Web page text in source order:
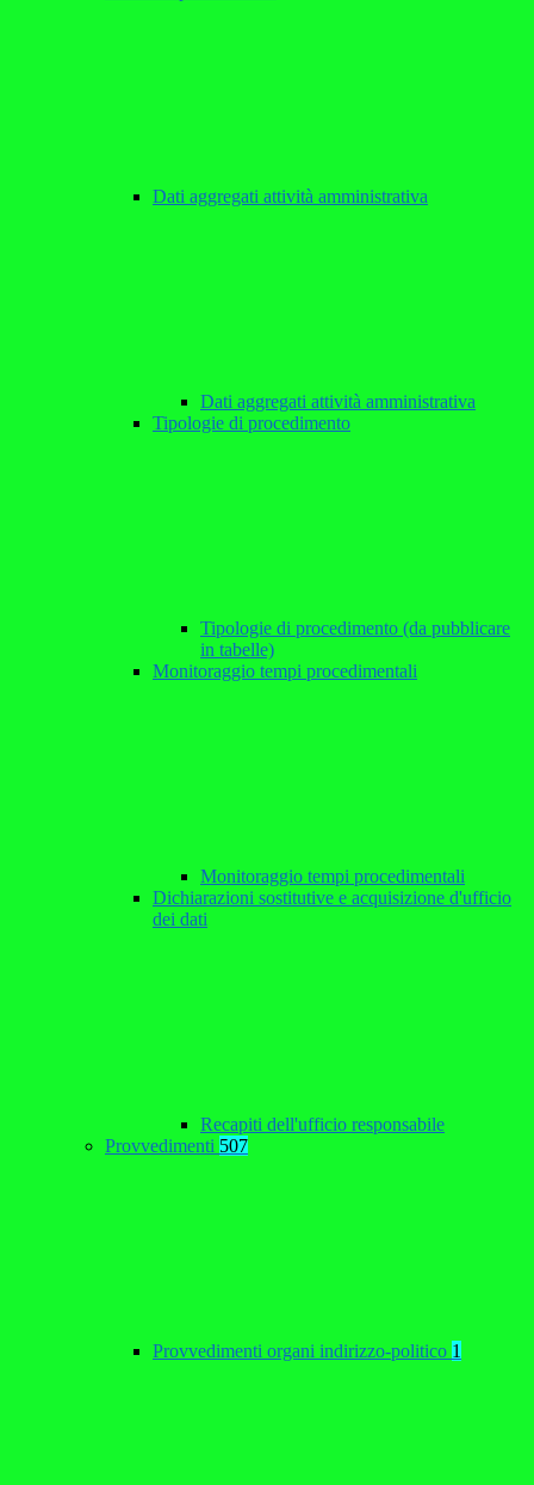
Dati aggregati attività amministrativa
Dati aggregati attività amministrativa
Tipologie di procedimento
Tipologie di procedimento (da pubblicare
in tabelle)
Monitoraggio tempi procedimentali
Monitoraggio tempi procedimentali
Dichiarazioni sostitutive e acquisizione d'ufficio
dei dati
Recapiti dell'ufficio responsabile
Provvedimenti 507
Provvedimenti organi indirizzo-politico 1